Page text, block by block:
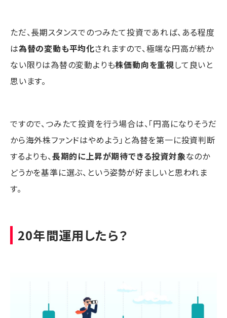
ただ、長期スタンスでのつみたて投資であれば、ある程度
は為替の変動も平均化されますので、極端な円高が続か
ない限りは為替の変動よりも株価動向を重視して良いと
思います。
ですので、つみたて投資を行う場合は、「円高になりそうだ
から海外株ファンドはやめよう」と為替を第一に投資判断
するよりも、長期的に上昇が期待できる投資対象なのか
どうかを基準に選ぶ、という姿勢が好ましいと思われま
す。
20年間運用したら？